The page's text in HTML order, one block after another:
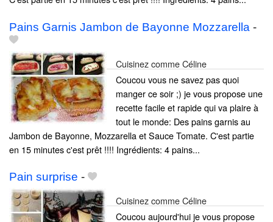
Pains Garnis Jambon de Bayonne Mozzarella -
Cuisinez comme Céline
Coucou vous ne savez pas quoi
manger ce soir ;) je vous propose une
recette facile et rapide qui va plaire à
tout le monde: Des pains garnis au
Jambon de Bayonne, Mozzarella et Sauce Tomate. C'est partie
en 15 minutes c'est prêt !!!! Ingrédients: 4 pains...
Pain surprise -
Cuisinez comme Céline
Coucou aujourd'hui je vous propose